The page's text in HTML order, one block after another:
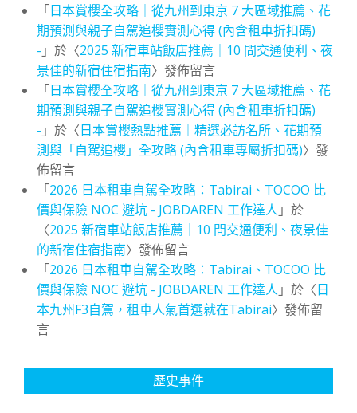
「日本賞櫻全攻略｜從九州到東京 7 大區域推薦、花
期預測與親子自駕追櫻實測心得 (內含租車折扣碼)
- 」於〈2025 新宿車站飯店推薦｜10 間交通便利、夜
景佳的新宿住宿指南〉發佈留言
「日本賞櫻全攻略｜從九州到東京 7 大區域推薦、花
期預測與親子自駕追櫻實測心得 (內含租車折扣碼)
- 」於〈日本賞櫻熱點推薦｜精選必訪名所、花期預
測與「自駕追櫻」全攻略 (內含租車專屬折扣碼)〉發
佈留言
「2026 日本租車自駕全攻略：Tabirai、TOCOO 比
價與保險 NOC 避坑 - JOBDAREN 工作達人 」於
〈2025 新宿車站飯店推薦｜10 間交通便利、夜景佳
的新宿住宿指南〉發佈留言
「2026 日本租車自駕全攻略：Tabirai、TOCOO 比
價與保險 NOC 避坑 - JOBDAREN 工作達人 」於〈日
本九州F3自駕，租車人氣首選就在Tabirai〉發佈留
言
歷史事件